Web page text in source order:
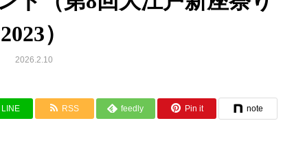
2023）
2026.2.10
LINE RSS feedly Pin it note